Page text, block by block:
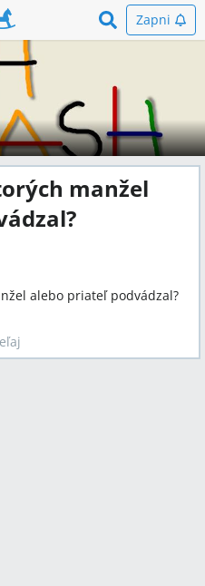
Zapni
manžel
alebo priateľ podvádzal?